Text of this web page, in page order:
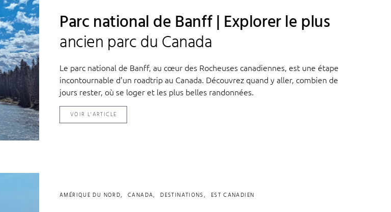
Parc national de Banff | Explorer le plus
ancien parc du Canada
Le parc national de Banff, au cœur des Rocheuses canadiennes, est une étape
incontournable d’un roadtrip au Canada. Découvrez quand y aller, combien de
jours rester, où se loger et les plus belles randonnées.
VOIR L'ARTICLE
AMÉRIQUE DU NORD CANADA DESTINATIONS EST CANADIEN